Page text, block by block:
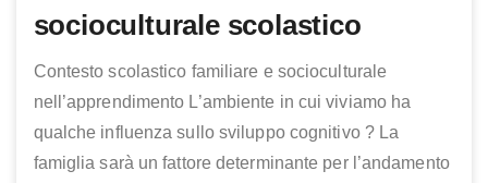
socioculturale scolastico
Contesto scolastico familiare e socioculturale
nell’apprendimento L’ambiente in cui viviamo ha
qualche influenza sullo sviluppo cognitivo ? La
famiglia sarà un fattore determinante per l’andamento